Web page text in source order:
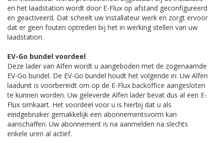
en het laadstation wordt door E-Flux op afstand geconfigureerd
en geactiveerd. Dat scheelt uw installateur werk en zorgt ervoor
dat er geen fouten optreden bij het in werking stellen van uw
laadstation.
EV-Go bundel voordeel
Deze lader van Alfen wordt u aangeboden met de zogenaamde
EV-Go bundel. De EV-Go bundel houdt het volgende in: Uw Alfen
laadunit is voorbereidt om op de E-Flux backoffice aangesloten
te kunnen worden. Uw geleverde Alfen lader bevat dus al een E-
Flux simkaart. Het voordeel voor u is hierbij dat u als
eindgebruiker gemakkelijk een abonnementsvorm kan
aanschaffen. Uw abonnement is na aanmelden na slechts
enkele uren al actief.